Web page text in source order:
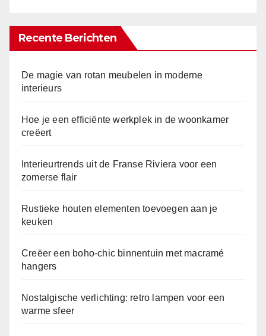
Recente Berichten
De magie van rotan meubelen in moderne
interieurs
Hoe je een efficiënte werkplek in de woonkamer
creëert
Interieurtrends uit de Franse Riviera voor een
zomerse flair
Rustieke houten elementen toevoegen aan je
keuken
Creëer een boho-chic binnentuin met macramé
hangers
Nostalgische verlichting: retro lampen voor een
warme sfeer